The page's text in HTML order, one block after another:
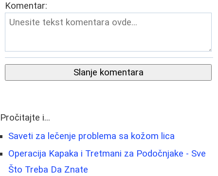
Komentar:
Slanje komentara
Pročitajte i...
Saveti za lečenje problema sa kožom lica
Operacija Kapaka i Tretmani za Podočnjake - Sve
Što Treba Da Znate